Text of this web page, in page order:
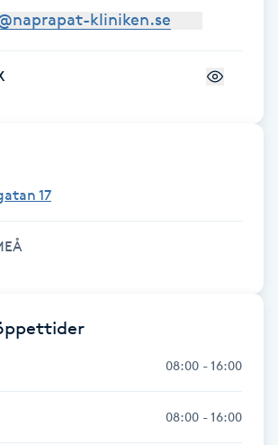
17
08:00 - 16:00
08:00 - 16:00